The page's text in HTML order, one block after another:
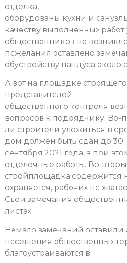
отделка,
оборудованы кухни и
качеству выполненных работ
общественников не
пожелания оставлено
обустройству пандуса около
А вот на площадке
представителей
общественного контроля
вопросов к подрядчику. Во-
ли строители уложиться в
дом должен быть сдан до 30
сентября 2021 года, а при
отделочные работы. Во-
стройплощадка содержится
охраняется, рабочих не
Свои замечания
листах.
Немало замечаний оставили
посещения общественных
благоустраиваются в